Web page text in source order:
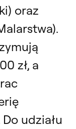
oraz
zł, a
udziału